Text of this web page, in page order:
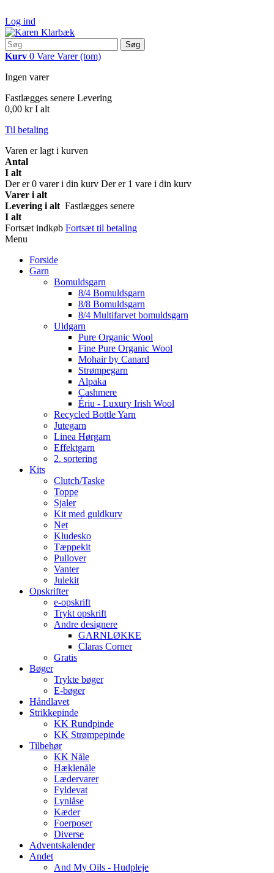
Log ind
Søg
Kurv 0 Vare Varer (tom)
Ingen varer
Fastlægges senere Levering
0,00 kr I alt
Til betaling
Varen er lagt i kurven
Antal
I alt
Der er0 varer i din kurv Der er 1 vare i din kurv
Varer i alt
Levering i alt Fastlægges senere
I alt
Fortsæt indkøb Fortsæt til betaling
Menu
Forside
Garn
Bomuldsgarn
8/4 Bomuldsgarn
8/8 Bomuldsgarn
8/4 Multifarvet bomuldsgarn
Uldgarn
Pure Organic Wool
Fine Pure Organic Wool
Mohair by Canard
Strømpegarn
Alpaka
Cashmere
Ériu - Luxury Irish Wool
Recycled Bottle Yarn
Jutegarn
Linea Hørgarn
Effektgarn
2. sortering
Kits
Clutch/Taske
Toppe
Sjaler
Kit med guldkurv
Net
Kludesko
Tæppekit
Pullover
Vanter
Julekit
Opskrifter
e-opskrift
Trykt opskrift
Andre designere
GARNLØKKE
Claras Corner
Gratis
Bøger
Trykte bøger
E-bøger
Håndlavet
Strikkepinde
KK Rundpinde
KK Strømpepinde
Tilbehør
KK Nåle
Hæklenåle
Lædervarer
Fyldevat
Lynlåse
Kæder
Foerposer
Diverse
Adventskalender
Andet
And My Oils - Hudpleje